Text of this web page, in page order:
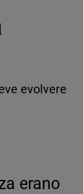
evolvere
erano